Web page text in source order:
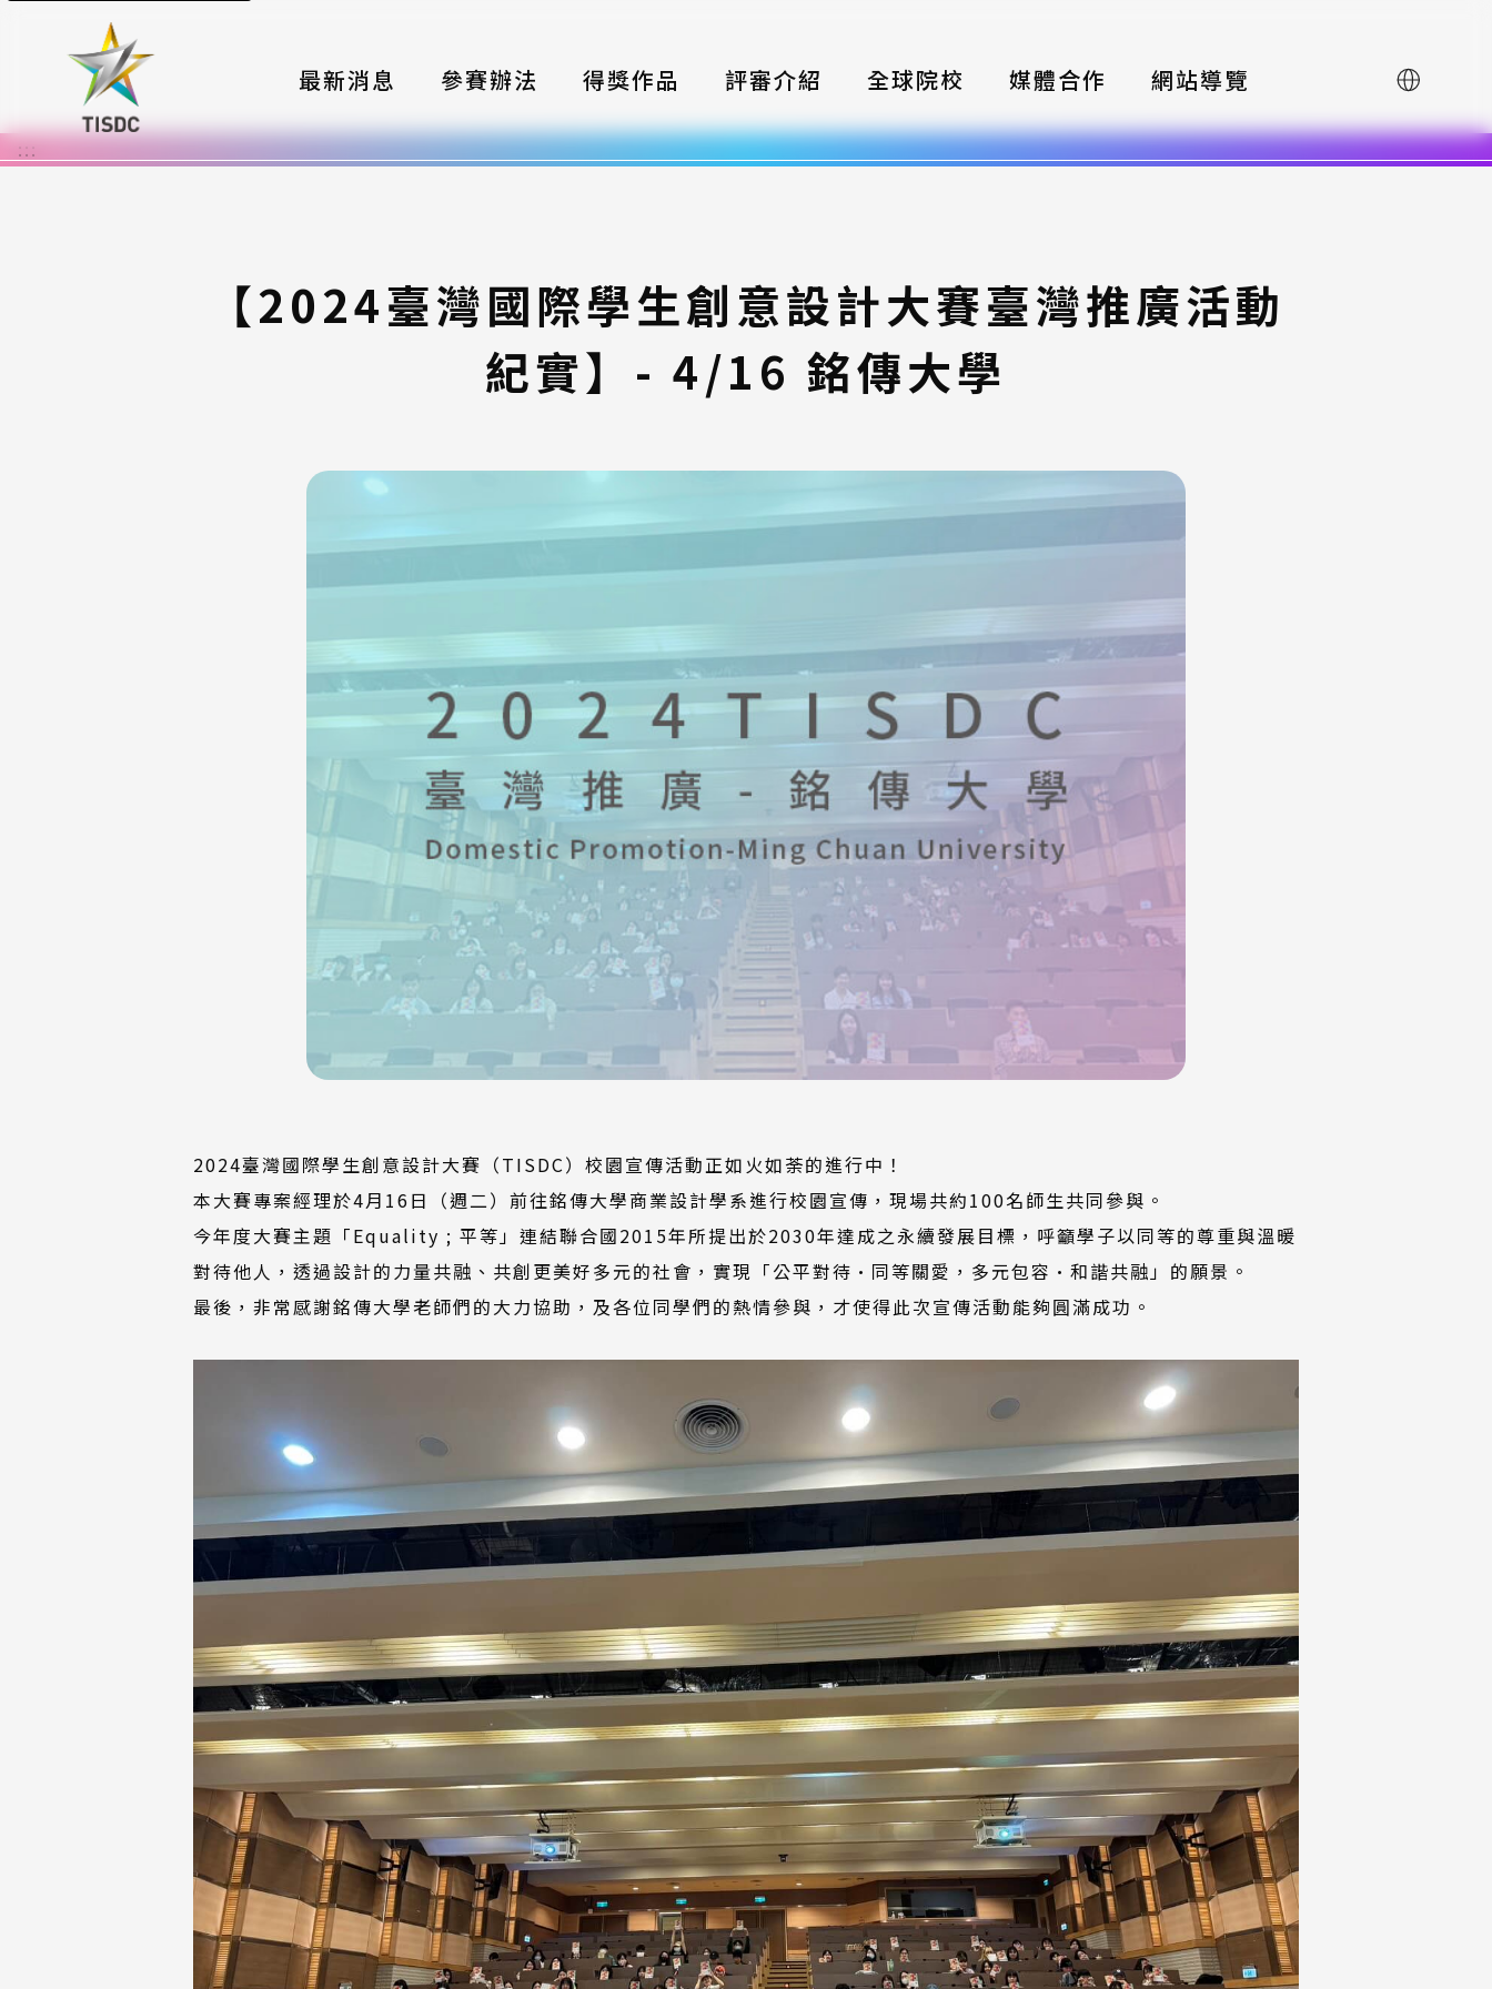
最新消息 參賽辦法
大賽組織
報名格式
評選與獎項
常見問題
得獎作品 評審介紹 全球院校 媒體合作 網站導覽 English
:::
【2024臺灣國際學生創意設計大賽臺灣推廣活動
紀實】- 4/16 銘傳大學
2024臺灣國際學生創意設計大賽（TISDC）校園宣傳活動正如火如荼的進行中！
本大賽專案經理於4月16日（週二）前往銘傳大學商業設計學系進行校園宣傳，現場共約100名師生共同參與。
今年度大賽主題「Equality ; 平等」連結聯合國2015年所提出於2030年達成之永續發展目標，呼籲學子以同等的尊重與溫暖
對待他人，透過設計的力量共融、共創更美好多元的社會，實現「公平對待·同等關愛，多元包容·和諧共融」的願景。
最後，非常感謝銘傳大學老師們的大力協助，及各位同學們的熱情參與，才使得此次宣傳活動能夠圓滿成功。